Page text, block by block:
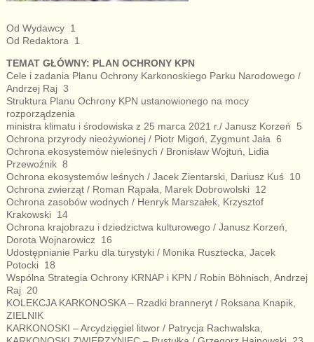
Od Wydawcy 1
Od Redaktora 1
TEMAT GŁÓWNY: PLAN OCHRONY KPN
Cele i zadania Planu Ochrony Karkonoskiego Parku Narodowego /
Andrzej Raj 3
Struktura Planu Ochrony KPN ustanowionego na mocy
rozporządzenia
ministra klimatu i środowiska z 25 marca 2021 r./ Janusz Korzeń 5
Ochrona przyrody nieożywionej / Piotr Migoń, Zygmunt Jała 6
Ochrona ekosystemów nieleśnych / Bronisław Wojtuń, Lidia
Przewoźnik 8
Ochrona ekosystemów leśnych / Jacek Zientarski, Dariusz Kuś 10
Ochrona zwierząt / Roman Rąpała, Marek Dobrowolski 12
Ochrona zasobów wodnych / Henryk Marszałek, Krzysztof
Krakowski 14
Ochrona krajobrazu i dziedzictwa kulturowego / Janusz Korzeń,
Dorota Wojnarowicz 16
Udostępnianie Parku dla turystyki / Monika Rusztecka, Jacek
Potocki 18
Wspólna Strategia Ochrony KRNAP i KPN / Robin Böhnisch, Andrzej
Raj 20
KOLEKCJA KARKONOSKA – Rzadki branneryt / Roksana Knapik,
ZIELNIK
KARKONOSKI – Arcydzięgiel litwor / Patrycja Rachwalska,